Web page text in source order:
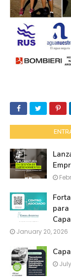
para
January 20, 2026